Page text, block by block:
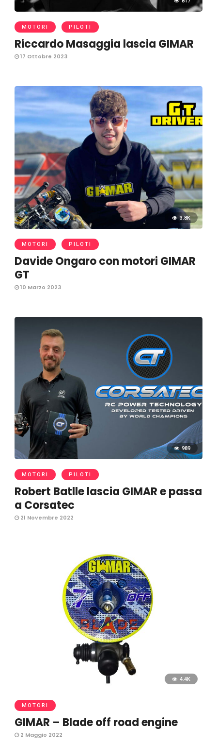
MOTORI PILOTI
Riccardo Masaggia lascia GIMAR
17 Ottobre 2023
3.8K
MOTORI PILOTI
Davide Ongaro con motori GIMAR
GT
10 Marzo 2023
989
MOTORI PILOTI
Robert Batlle lascia GIMAR e passa
a Corsatec
21 Novembre 2022
4.4K
MOTORI
GIMAR – Blade off road engine
2 Maggio 2022